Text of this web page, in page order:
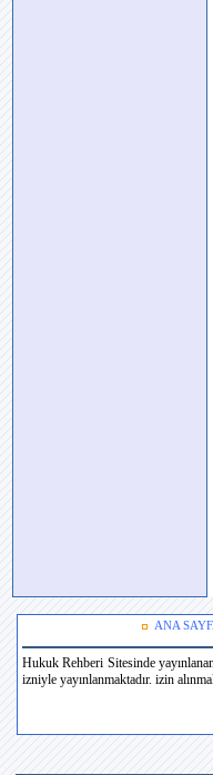
ANA
Hukuk Rehberi Sitesinde
izniyle yayınlanmaktadır. izin